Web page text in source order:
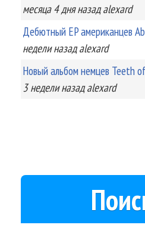
месяца 4 дняназад alexard
Дебютный EP американцев
неделиназад alexard
Новый альбом немцев Teeth
3 неделиназад alexard